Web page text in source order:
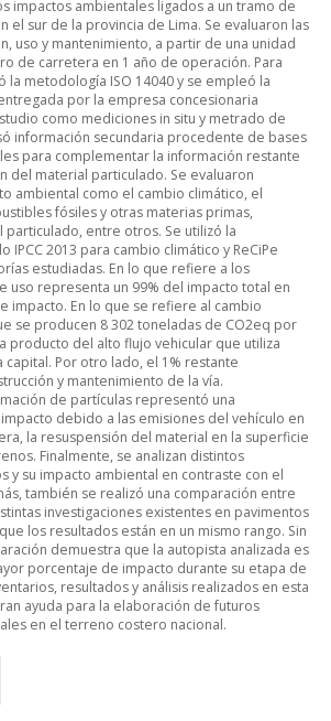
impactos ambientales ligados a un tramo de
el sur de la provincia de Lima. Se evaluaron las
uso y mantenimiento, a partir de una unidad
de carretera en 1 año de operación. Para
la metodología ISO 14040 y se empleó la
por la empresa concesionaria
como mediciones in situ y metrado de
información secundaria procedente de bases
para complementar la información restante
del material particulado. Se evaluaron
ambiental como el cambio climático, el
fósiles y otras materias primas,
entre otros. Se utilizó la
IPCC 2013 para cambio climático y ReCiPe
estudiadas. En lo que refiere a los
uso representa un 99% del impacto total en
impacto. En lo que se refiere al cambio
se producen 8 302 toneladas de CO2eq por
producto del alto flujo vehicular que utiliza
capital. Por otro lado, el 1% restante
y mantenimiento de la vía.
de partículas representó una
debido a las emisiones del vehículo en
la resuspensión del material en la superficie
Finalmente, se analizan distintos
y su impacto ambiental en contraste con el
también se realizó una comparación entre
investigaciones existentes en pavimentos
los resultados están en un mismo rango. Sin
demuestra que la autopista analizada es
porcentaje de impacto durante su etapa de
resultados y análisis realizados en esta
ayuda para la elaboración de futuros
en el terreno costero nacional.